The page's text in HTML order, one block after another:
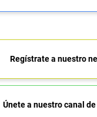
Regístrate a nuestro
Únete a nuestro canal